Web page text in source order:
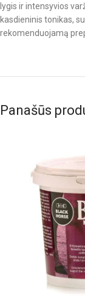
lygis ir intensyvios
kasdieninis tonikas,
rekomenduojamą
Panašūs